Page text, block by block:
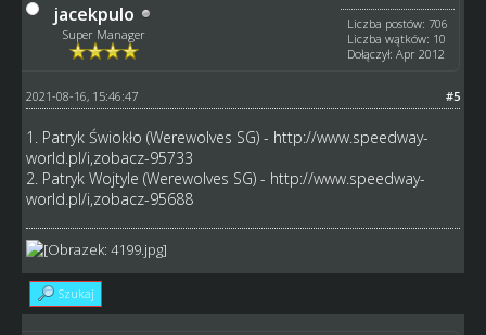
jacekpulo
Super Manager
Liczba postów: 706
Liczba wątków: 10
Dołączył: Apr 2012
#5
2021-08-16, 15:46:47
1. Patryk Świokło (Werewolves SG) - http://www.speedway-
world.pl/i,zobacz-95733
2. Patryk Wojtyle (Werewolves SG) - http://www.speedway-
world.pl/i,zobacz-95688
Szukaj